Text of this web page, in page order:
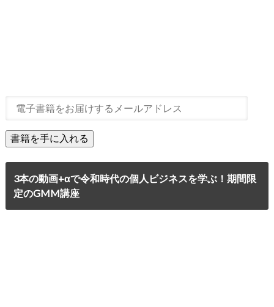
3本の動画+αで令和時代の個人ビジネスを学ぶ！期間限
定のGMM講座